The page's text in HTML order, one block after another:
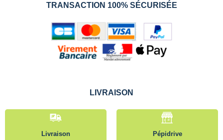
TRANSACTION 100% SÉCURISÉE
LIVRAISON
Livraison
Pépidrive